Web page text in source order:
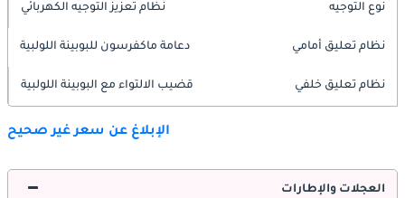
نوع التوجيه نظام تعزيز التوجيه الكهربائي
نظام تعليق أمامي دعامة ماكفرسون للبوبينة اللولبية
نظام تعليق خلفي قضيب الالتواء مع البوبينة اللولبية
الإبلاغ عن سعر غير صحيح
العجلات والإطارات